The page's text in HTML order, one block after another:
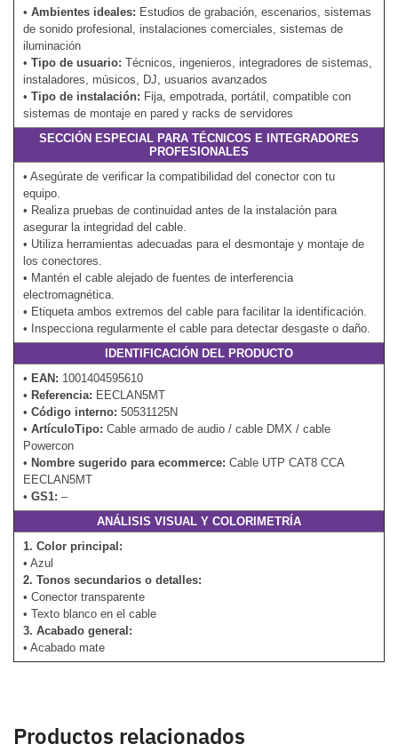
• Ambientes ideales: Estudios de grabación, escenarios, sistemas
de sonido profesional, instalaciones comerciales, sistemas de
iluminación
• Tipo de usuario: Técnicos, ingenieros, integradores de sistemas,
instaladores, músicos, DJ, usuarios avanzados
• Tipo de instalación: Fija, empotrada, portátil, compatible con
sistemas de montaje en pared y racks de servidores
SECCIÓN ESPECIAL PARA TÉCNICOS E INTEGRADORES
PROFESIONALES
• Asegúrate de verificar la compatibilidad del conector con tu
equipo.
• Realiza pruebas de continuidad antes de la instalación para
asegurar la integridad del cable.
• Utiliza herramientas adecuadas para el desmontaje y montaje de
los conectores.
• Mantén el cable alejado de fuentes de interferencia
electromagnética.
• Etiqueta ambos extremos del cable para facilitar la identificación.
• Inspecciona regularmente el cable para detectar desgaste o daño.
IDENTIFICACIÓN DEL PRODUCTO
• EAN: 1001404595610
• Referencia: EECLAN5MT
• Código interno: 50531125N
• ArtículoTipo: Cable armado de audio / cable DMX / cable
Powercon
• Nombre sugerido para ecommerce: Cable UTP CAT8 CCA
EECLAN5MT
• GS1: –
ANÁLISIS VISUAL Y COLORIMETRÍA
1. Color principal:
• Azul
2. Tonos secundarios o detalles:
• Conector transparente
• Texto blanco en el cable
3. Acabado general:
• Acabado mate
Productos relacionados